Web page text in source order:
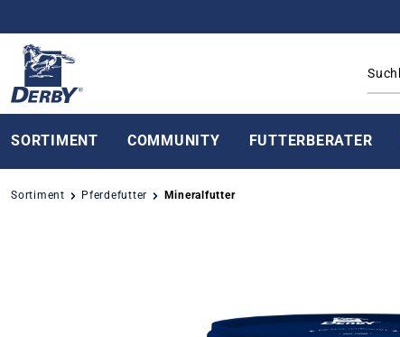
SORTIMENT COMMUNITY FUTTERBERATER
Sortiment Pferdefutter Mineralfutter